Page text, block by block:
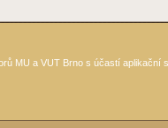
MU a VUT Brno s účastí aplikační